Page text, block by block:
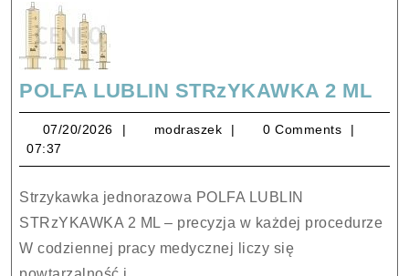
POLFA LUBLIN STRzYKAWKA 2 ML
2
07/20/2026 07/20/2026
modraszek modraszek
0 Comments
07:37
Strzykawka jednorazowa POLFA LUBLIN
STRzYKAWKA 2 ML – precyzja w każdej procedurze
W codziennej pracy medycznej liczy się